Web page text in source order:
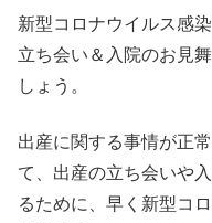
新型コロナウイルス感
立ち会い＆入院のお見
しょう。
出産に関する事情が正
て、出産の立ち会いや
るために、早く新型コ